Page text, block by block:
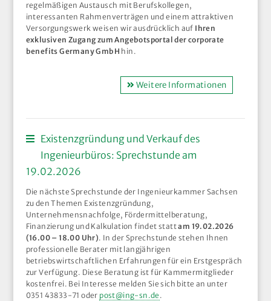
regelmäßigen Austausch mit Berufskollegen,
interessanten Rahmenverträgen und einem attraktiven
Versorgungswerk weisen wir ausdrücklich auf Ihren
exklusiven Zugang zum Angebotsportal der corporate
benefits Germany GmbH hin.
Weitere Informationen
Existenzgründung und Verkauf des
Ingenieurbüros: Sprechstunde am
19.02.2026
Die nächste Sprechstunde der Ingenieurkammer Sachsen
zu den Themen Existenzgründung,
Unternehmensnachfolge, Fördermittelberatung,
Finanzierung und Kalkulation findet stattam 19.02.2026
(16.00 – 18.00 Uhr). In der Sprechstunde stehen Ihnen
professionelle Berater mit langjährigen
betriebswirtschaftlichen Erfahrungen für ein Erstgespräch
zur Verfügung. Diese Beratung ist für Kammermitglieder
kostenfrei. Bei Interesse melden Sie sich bitte an unter
0351 43833-71 oder post@ing-sn.de .